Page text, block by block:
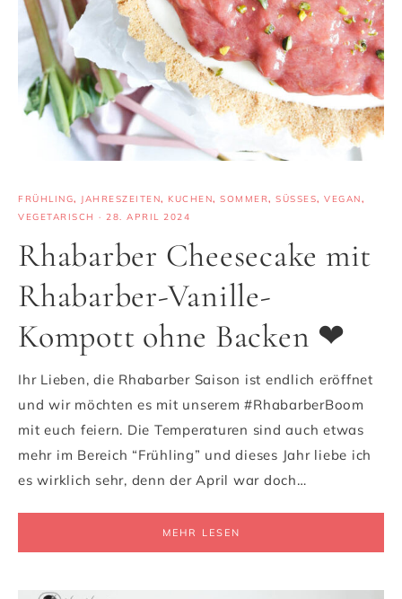
FRÜHLING, JAHRESZEITEN, KUCHEN, SOMMER, SÜSSES , VEGAN,
VEGETARISCH · 28. APRIL 2024
Rhabarber Cheesecake mit
Rhabarber-Vanille-
Kompott ohne Backen ❤
Ihr Lieben, die Rhabarber Saison ist endlich eröffnet
und wir möchten es mit unserem #RhabarberBoom
mit euch feiern. Die Temperaturen sind auch etwas
mehr im Bereich “Frühling” und dieses Jahr liebe ich
es wirklich sehr, denn der April war doch…
MEHR LESEN